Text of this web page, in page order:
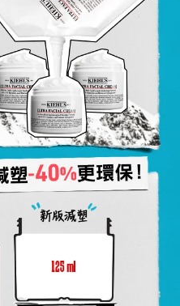
塑-40%更環保！